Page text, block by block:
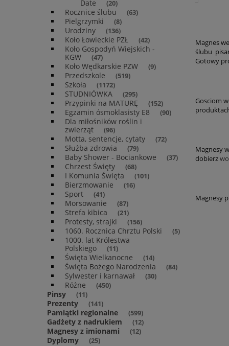
Date
(20)
Rocznice ślubu (63)
Pielgrzymki (8)
Urodziny (136)
Koło Łowieckie PZŁ (42)
Koło Gospodyń Wiejskich -
KGW
(47)
Koło Wędkarskie PZW (9)
Przedszkole (519)
Szkoła (1172)
STUDNIÓWKA (295)
Przypinki na MATURĘ (152)
Egzamin ósmoklasisty E8 (90)
Dla miłośników roślin i
zwierząt
(96)
Motta, sentencje, cytaty (72)
Służba zdrowia (79)
Baby Shower - Bociankowe (37)
Chrzest Święty (68)
I Komunia Święta (101)
Bierzmowanie (16)
Sport (41)
Morsowanie (87)
Strefa kibica (21)
Protesty, strajki (156)
1060. Rocznica Chrztu Polski (5)
1000. lat Królestwa
Polskiego
(11)
Święta Wielkanocne (14)
Święta Bożego Narodzenia (84)
Sylwester i karnawał (30)
Różne (450)
Pinsy (11)
Prezenty (141)
Pamiątki regionalne (599)
Gadżety z nadrukiem (12)
Magnesy z imionami (12)
Dyplomy (25)
Magnes
ślubu
Gotowy
Gosciom
Magnesy
dobierz
Magnesy